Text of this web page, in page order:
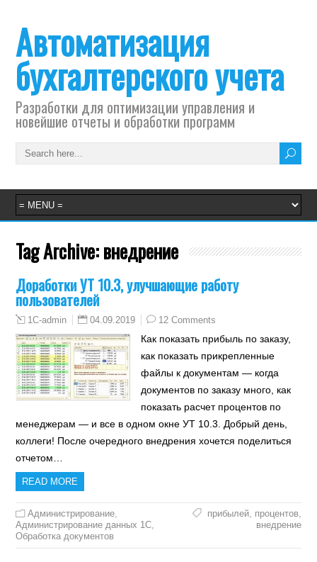
Автоматизация
бухгалтерского учета
Разработки для оптимизации управления и
новейшие отчеты и обработки программ
Tag Archive:внедрение
Доработки УТ 10.3, улучшающие работу
пользователей
1C-admin 04.09.2019 12 Comments
Как показать прибыль по заказу,
как показать прикрепленные
файлы к документам — когда
документов по заказу много, как
показать расчет процентов по
менеджерам — и все в одном окне УТ 10.3. Добрый день,
коллеги! После очередного внедрения хочется поделиться
отчетом…
READ MORE
Администрирование,
Администрирование данных 1С,
Обработка документов
прибылей, процентов,
внедрение